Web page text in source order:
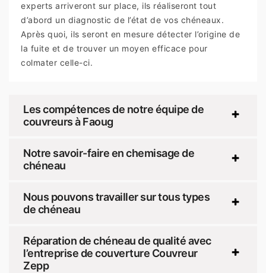
experts arriveront sur place, ils réaliseront tout
d’abord un diagnostic de l’état de vos chéneaux.
Après quoi, ils seront en mesure détecter l’origine de
la fuite et de trouver un moyen efficace pour
colmater celle-ci.
Les compétences de notre équipe de
couvreurs à Faoug
Notre savoir-faire en chemisage de
chéneau
Nous pouvons travailler sur tous types
de chéneau
Réparation de chéneau de qualité avec
l’entreprise de couverture Couvreur
Zepp